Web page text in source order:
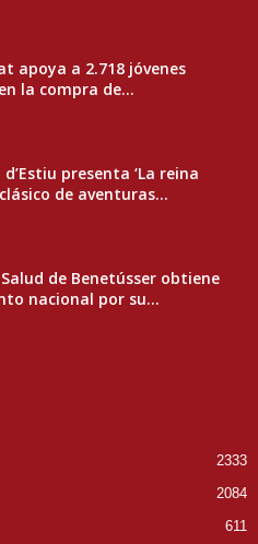
apoya a 2.718 jóvenes
la compra de...
presenta ‘La reina
de aventuras...
de Benetússer obtiene
nacional por su...
2333
2084
611